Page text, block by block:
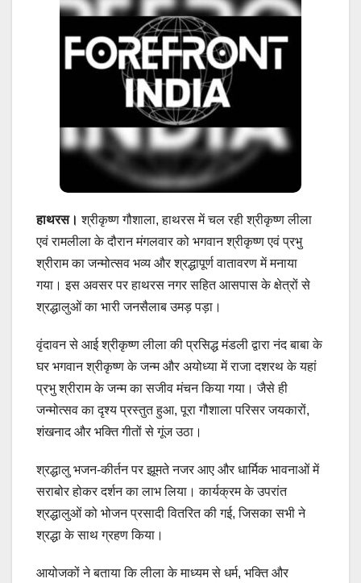
हाथरस। श्रीकृष्ण गौशाला, हाथरस में चल रही श्रीकृष्ण लीला
एवं रामलीला के दौरान मंगलवार को भगवान श्रीकृष्ण एवं प्रभु
श्रीराम का जन्मोत्सव भव्य और श्रद्धापूर्ण वातावरण में मनाया
गया। इस अवसर पर हाथरस नगर सहित आसपास के क्षेत्रों से
श्रद्धालुओं का भारी जनसैलाब उमड़ पड़ा।
वृंदावन से आई श्रीकृष्ण लीला की प्रसिद्ध मंडली द्वारा नंद बाबा के
घर भगवान श्रीकृष्ण के जन्म और अयोध्या में राजा दशरथ के यहां
प्रभु श्रीराम के जन्म का सजीव मंचन किया गया। जैसे ही
जन्मोत्सव का दृश्य प्रस्तुत हुआ, पूरा गौशाला परिसर जयकारों,
शंखनाद और भक्ति गीतों से गूंज उठा।
श्रद्धालु भजन-कीर्तन पर झूमते नजर आए और धार्मिक भावनाओं में
सराबोर होकर दर्शन का लाभ लिया। कार्यक्रम के उपरांत
श्रद्धालुओं को भोजन प्रसादी वितरित की गई, जिसका सभी ने
श्रद्धा के साथ ग्रहण किया।
आयोजकों ने बताया कि लीला के माध्यम से धर्म, भक्ति और